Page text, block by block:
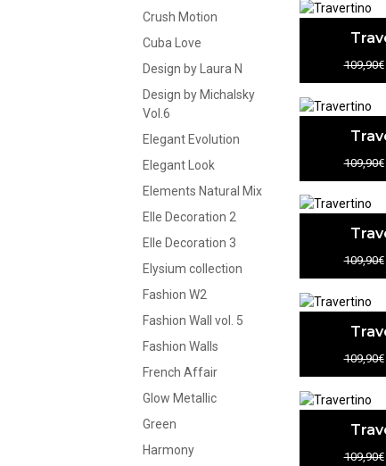
Crush Motion
Cuba Love
Design by Laura N
Design by Michalsky
Vol.6
Elegant Evolution
Elegant Look
Elements Natural Mix
Elle Decoration 2
Elle Decoration 3
Elysium collection
Fashion W2
Fashion Wall vol. 5
Fashion Walls
French Affair
Glow Metallic
Green
Harmony
109,90€
109,90€
109,90€
109,90€
109,90€